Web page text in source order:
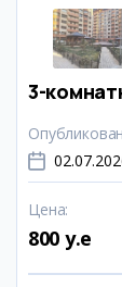
3-
Цена:
800 y.e